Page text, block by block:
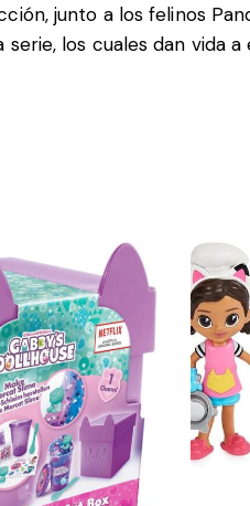
junto a los felinos
los cuales dan vida